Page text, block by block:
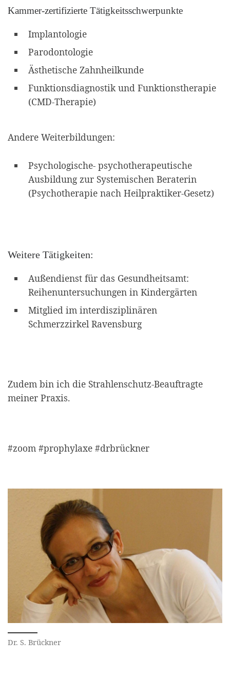
Kammer-zertifizierte Tätigkeitsschwerpunkte
Implantologie
Parodontologie
Ästhetische Zahnheilkunde
Funktionsdiagnostik und Funktionstherapie
(CMD-Therapie)
Andere Weiterbildungen:
Psychologische- psychotherapeutische
Ausbildung zur Systemischen Beraterin
(Psychotherapie nach Heilpraktiker-Gesetz)
Weitere Tätigkeiten:
Außendienst für das Gesundheitsamt:
Reihenuntersuchungen in Kindergärten
Mitglied im interdisziplinären
Schmerzzirkel Ravensburg
Zudem bin ich die Strahlenschutz-Beauftragte
meiner Praxis.
#zoom #prophylaxe #drbrückner
Dr. S. Brückner